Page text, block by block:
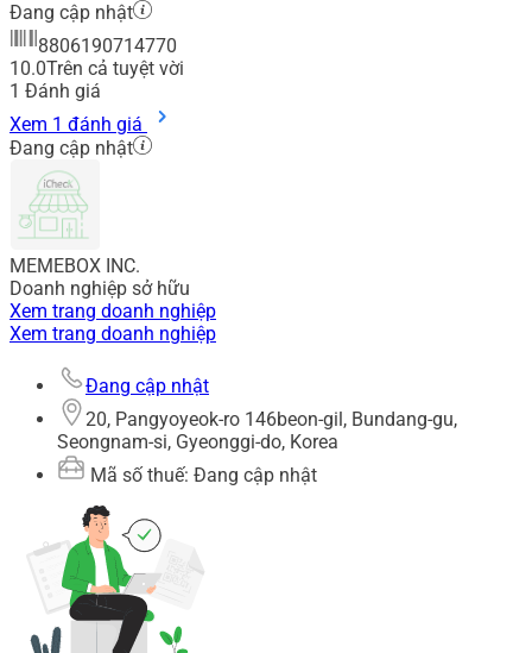
Đang cập nhật
8806190714770
10.0Trên cả tuyệt vời
1 Đánh giá
Xem 1 đánh giá
Đang cập nhật
MEMEBOX INC.
Doanh nghiệp sở hữu
Xem trang doanh nghiệp
Xem trang doanh nghiệp
Đang cập nhật
20, Pangyoyeok-ro 146beon-gil, Bundang-gu,
Seongnam-si, Gyeonggi-do, Korea
Mã số thuế: Đang cập nhật